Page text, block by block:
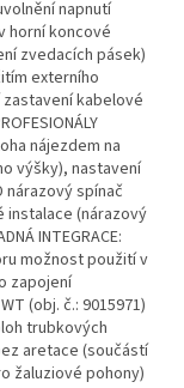
napnutí
horní koncové
zvedacích pásek)
externího
kabelové
nájezdem na
výšky), nastavení
nárazový spínač
instalace (nárazový
INTEGRACE:
možnost použití v
zapojení
(obj. č.: 9015971)
trubkových
aretace (součástí
žaluziové pohony)